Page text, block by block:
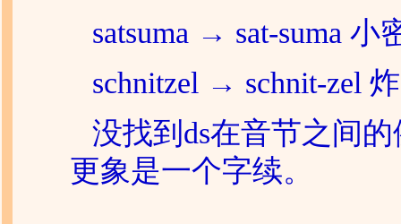
satsuma → sat-suma 小
schnitzel → schnit-zel
没找到ds在音节之间的
更象是一个字续。